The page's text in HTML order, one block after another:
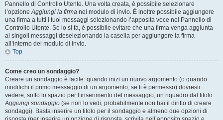
Pannello di Controllo Utente. Una volta creata, è possibile selezionare
l’opzioneAggiungi la firma nel modulo di invio. È inoltre possibile aggiungere
una firma a tutti i tuoi messaggi selezionando l’apposita voce nel Pannello di
Controllo Utente. Se lo si fa, è possibile evitare che una firma venga aggiunta
ai singoli messaggi deselezionando la casella per aggiungere la firma
all’interno del modulo di invio.
Top
Come creo un sondaggio?
Creare un sondaggio è facile: quando inizi un nuovo argomento (o quando
modifichi il primo messaggio di un argomento, se ti è permesso) dovresti
vedere, sotto lo spazio per l’inserimento del messaggio, un riquadro dal titolo
Aggiungi sondaggio (se non lo vedi, probabilmente non hai il diritto di creare
sondaggi). Basta inserire un titolo per il sondaggio e almeno due opzioni di